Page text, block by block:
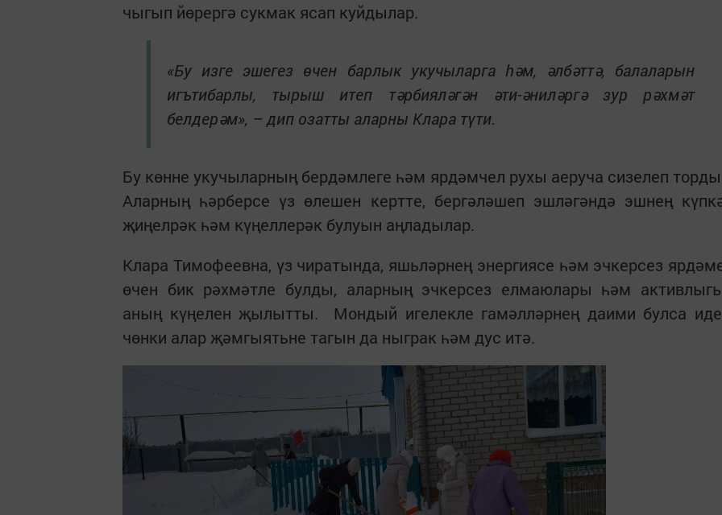
чыгып йөрергә сукмак ясап куйдылар.
«Бу изге эшегез өчен барлык укучыларга һәм, әлбәттә, балаларын
игътибарлы, тырыш итеп тәрбияләгән әти-әниләргә зур рәхмәт
белдерәм», – дип озатты аларны Клара түти.
Бу көнне укучыларның бердәмлеге һәм ярдәмчел рухы аеруча сизелеп
Аларның һәрберсе үз өлешен кертте, бергәләшеп эшләгәндә эшнең
җиңелрәк һәм күңеллерәк булуын аңладылар.
Клара Тимофеевна, үз чиратында, яшьләрнең энергиясе һәм эчкерсез
өчен бик рәхмәтле булды, аларның эчкерсез елмаюлары һәм
аның күңелен җылытты. Мондый игелекле гамәлләрнең даими булса
чөнки алар җәмгыятьне тагын да ныграк һәм дус итә.